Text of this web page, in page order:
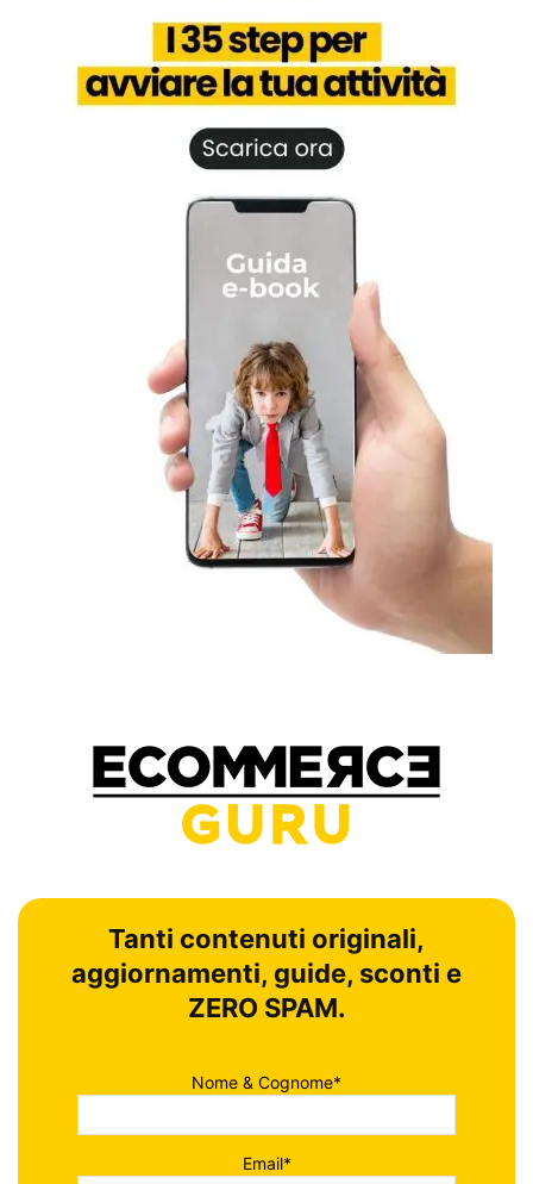
Tanti contenuti originali,
aggiornamenti, guide, sconti e
ZERO SPAM.
Nome & Cognome*
Email*